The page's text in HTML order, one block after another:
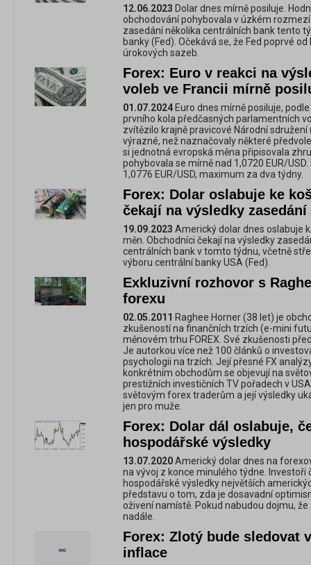
12.06.2023 Dolar dnes mírně posiluje.
obchodování pohybovala v úzkém
zasedání několika centrálních bank tento
banky (Fed). Očekává se, že Fed poprvé
úrokových sazeb.
Forex: Euro v reakci na
voleb ve Francii mírně
01.07.2024 Euro dnes mírně posiluje,
prvního kola předčasných parlamentních
zvítězilo krajně pravicové Národní
výrazné, než naznačovaly některé
si jednotná evropská měna připisovala
pohybovala se mírně nad 1,0720 EUR/
1,0776 EUR/USD, maximum za dva týdny.
Forex: Dolar oslabuje ke
čekají na výsledky zasedání
19.09.2023 Americký dolar dnes oslabuje
měn. Obchodníci čekají na výsledky
centrálních bank v tomto týdnu, včetně
výboru centrální banky USA (Fed).
Exkluzivní rozhovor s
forexu
02.05.2011 Raghee Horner (38 let) je
zkušeností na finančních trzích (e-mini
měnovém trhu FOREX. Své zkušenosti
Je autorkou více než 100 článků o
psychologii na trzích. Její přesné FX
konkrétním obchodům se objevují na
prestižních investičních TV pořadech v
světovým forex traderům a její výsledky
jen pro muže.
Forex: Dolar dál oslabuje,
hospodářské výsledky
13.07.2020Americký dolar dnes na
na vývoj z konce minulého týdne.
hospodářské výsledky největších
představu o tom, zda je dosavadní
oživení namístě. Pokud nabudou dojmu,
nadále.
Forex: Zlotý bude sledovat
inflace